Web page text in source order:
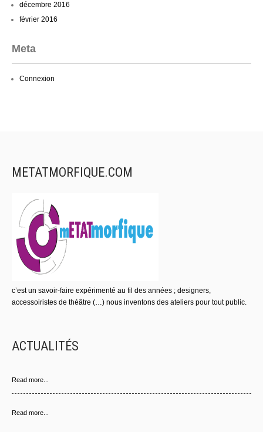
décembre 2016
février 2016
Meta
Connexion
METATMORFIQUE.COM
c’est un savoir-faire expérimenté au fil des années ; designers,
accessoiristes de théâtre (…) nous inventons des ateliers pour tout public.
ACTUALITÉS
Read more...
Read more...